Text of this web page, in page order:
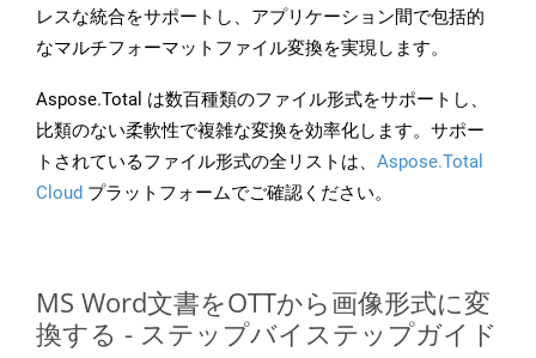
レスな統合をサポートし、アプリケーション間で包括的
なマルチフォーマットファイル変換を実現します。
Aspose.Total は数百種類のファイル形式をサポートし、
比類のない柔軟性で複雑な変換を効率化します。サポー
トされているファイル形式の全リストは、 Aspose.Total
Cloud プラットフォームでご確認ください。
MS Word文書をOTTから画像形式に変
換する - ステップバイステップガイド